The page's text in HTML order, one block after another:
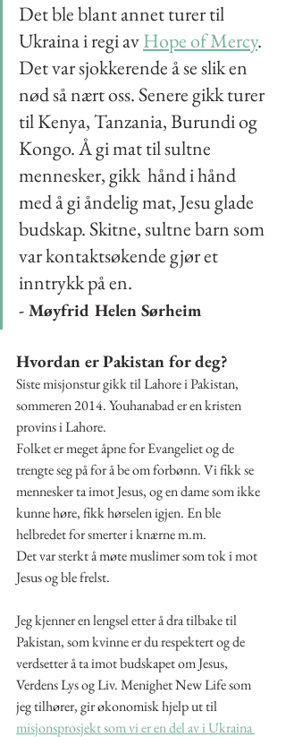
Det ble blant annet turer til
Ukraina i regi av Hope of Mercy.
Det var sjokkerende å se slik en
nød så nært oss. Senere gikk turer
til Kenya, Tanzania, Burundi og
Kongo. Å gi mat til sultne
mennesker, gikk  hånd i hånd
med å gi åndelig mat, Jesu glade
budskap. Skitne, sultne barn som
var kontaktsøkende gjør et
inntrykk på en.
- Møyfrid Helen Sørheim
Hvordan er Pakistan for deg?
Siste misjonstur gikk til Lahore i Pakistan,
sommeren 2014. Youhanabad er en kristen
provins i Lahore.
Folket er meget åpne for Evangeliet og de
trengte seg på for å be om forbønn. Vi fikk se
mennesker ta imot Jesus, og en dame som ikke
kunne høre, fikk hørselen igjen. En ble
helbredet for smerter i knærne m.m.
Det var sterkt å møte muslimer som tok i mot
Jesus og ble frelst.
Jeg kjenner en lengsel etter å dra tilbake til
Pakistan, som kvinne er du respektert og de
verdsetter å ta imot budskapet om Jesus,
Verdens Lys og Liv. Menighet New Life som
jeg tilhører, gir økonomisk hjelp ut til
misjonsprosjekt som vi er en del av i Ukraina